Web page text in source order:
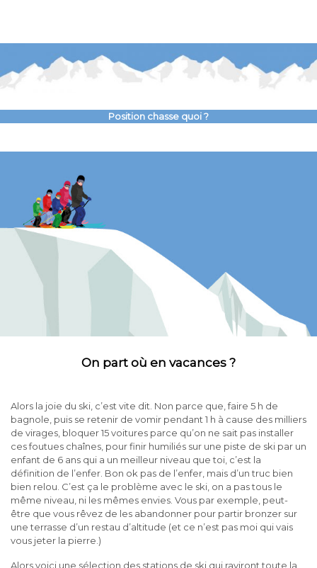
Position chasse quoi ?
On part où en vacances ?
Alors la joie du ski, c’est vite dit. Non parce que, faire 5 h de
bagnole, puis se retenir de vomir pendant 1 h à cause des milliers
de virages, bloquer 15 voitures parce qu’on ne sait pas installer
ces foutues chaînes, pour finir humiliés sur une piste de ski par un
enfant de 6 ans qui a un meilleur niveau que toi, c’est la
définition de l’enfer. Bon ok pas de l’enfer, mais d’un truc bien
bien relou. C’est ça le problème avec le ski, on a pas tous le
même niveau, ni les mêmes envies. Vous par exemple, peut-
être que vous rêvez de les abandonner pour partir bronzer sur
une terrasse d’un restau d’altitude (et ce n’est pas moi qui vais
vous jeter la pierre.)
Alors voici une sélection des stations de ski qui raviront toute la